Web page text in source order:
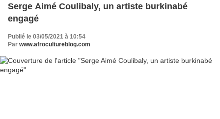
Serge Aimé Coulibaly, un artiste burkinabé
engagé
Publié le 03/05/2021 à 10:54
Par www.afrocultureblog.com